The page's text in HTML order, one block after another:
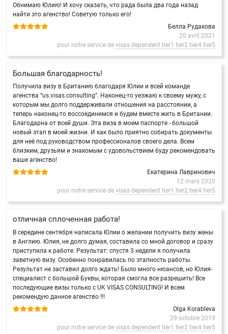
Обнимаю Юлию! И хочу сказать, что рада была два года назад
найти это агенство! Советую только его!
Белла Рудакова
20 avril 2021
pour notre service de visas dependent tier1 tier2 tier4 tier5
Большая благодарность!
Получила визу в Британию благодаря Юлии и всей команде
агенства “us.visas.consulting”. Наконец-то уезжаю к своему мужу, с
которым мы долго поддерживали отношения на расстоянии, а
теперь наконец-то воссоединимся и будем вместе жить в Британии.
Благодарна от всей души. Эта виза в моем паспорте - большой
новый этап в моей жизни. И как было приятно собирать документы
для неё под руководством профессионалов своего дела. Всем
близким, друзьям и знакомым с удовольствием буду рекомендовать
ваше агенство!
Екатерина Лавринович
12 mars 2020
pour notre service de visas dependent tier1 tier2 tier4 tier5
отличная сплоченная работа!
В середине сентября написала Юлии о желании получить визу жены
в Англию. Юлия, не долго думая, составила со мной договор и сразу
приступила к работе. Результат: спустя 3 недели я получила
заветную визу. Особенно понравилась по этапность работы.
Результат не заставил долго ждать! Было много нюансов, но Юлия-
специалист с большой Буквы, которая смогла все разрешить! Все
последующие визы только с UK VISAS CONSULTING! И всем
рекомендую данное агенство !!!
Olga Korableva
29 octobre 2019
pour notre service de visas dependent tier1 tier2 tier4 tier5